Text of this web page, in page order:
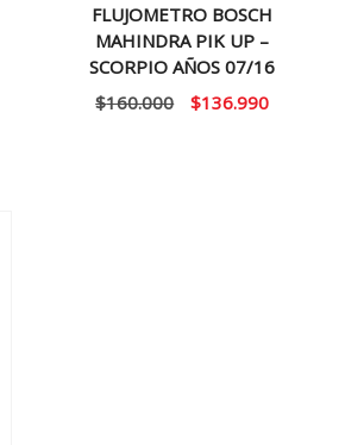
FLUJOMETRO BOSCH
MAHINDRA PIK UP –
SCORPIO AÑOS 07/16
$160.000
El
$136.990El